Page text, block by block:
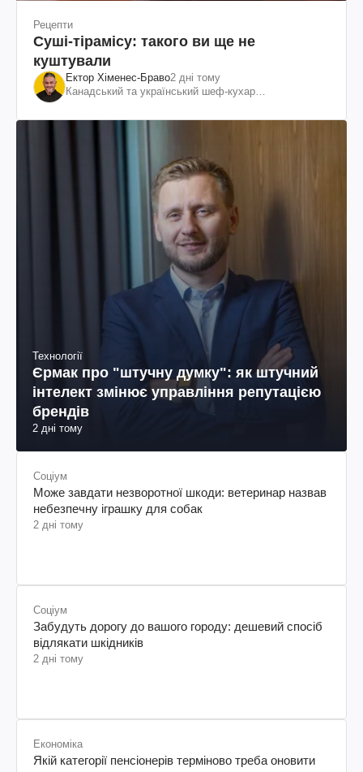
Рецепти
Суші-тірамісу: такого ви ще не
куштували
Ектор Хіменес-Браво2 дні тому
Канадський та український шеф-кухар
Технології
Єрмак про "штучну думку": як штучний
інтелект змінює управління репутацією
брендів
2 дні тому
Соціум
Може завдати незворотної шкоди: ветеринар назвав
небезпечну іграшку для собак
2 дні тому
Соціум
Забудуть дорогу до вашого городу: дешевий спосіб
відлякати шкідників
2 дні тому
Економіка
Якій категорії пенсіонерів терміново треба оновити